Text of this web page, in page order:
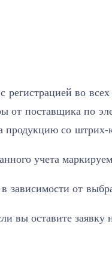
во
от поставщика по
продукцию со штрих-
учета
зависимости от
вы оставите заявку